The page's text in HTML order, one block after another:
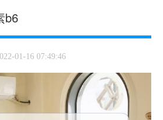
b6
01-16 07:49:46